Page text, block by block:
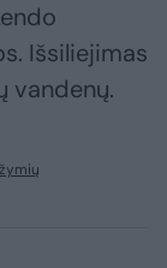
Išsiliejimas
vandenų.